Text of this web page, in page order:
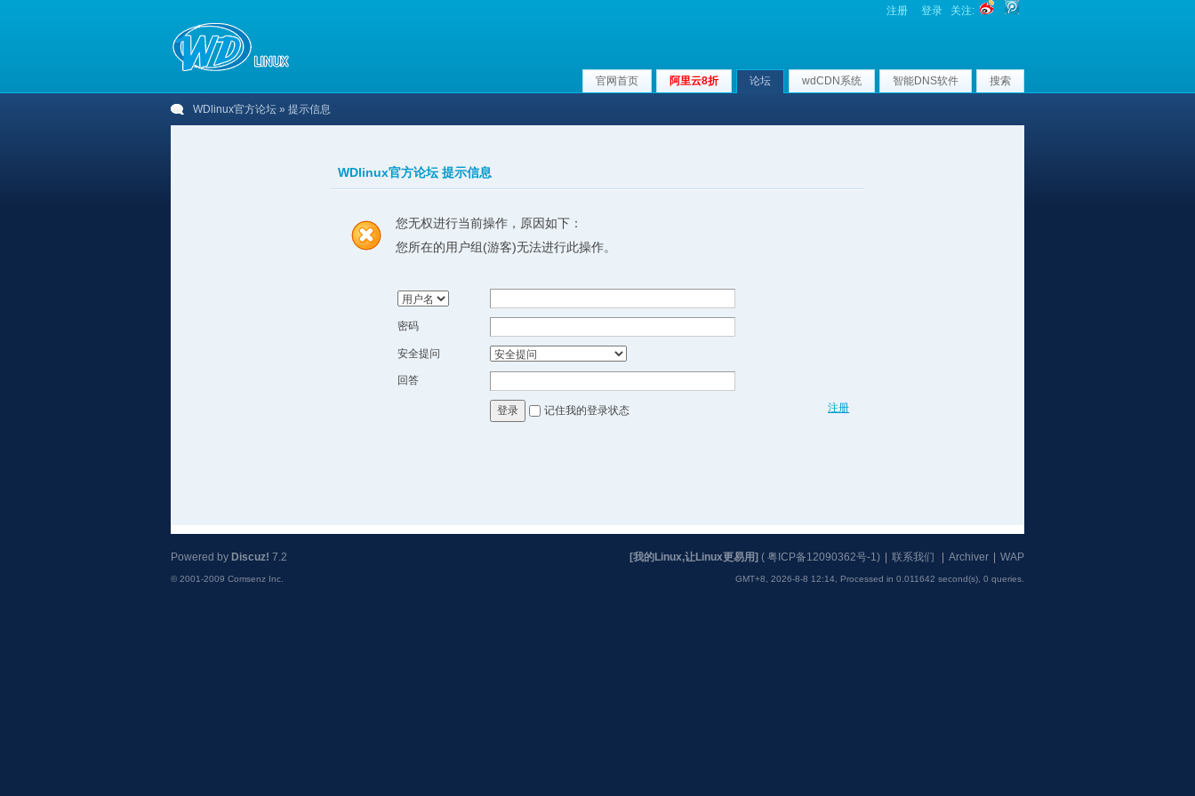
注册 登录 关注:
官网首页 阿里云8折 论坛 wdCDN系统 智能DNS软件 搜索
WDlinux官方论坛 » 提示信息
WDlinux官方论坛 提示信息
您无权进行当前操作，原因如下：
您所在的用户组(游客)无法进行此操作。
密码
安全提问
回答
注册
登录 记住我的登录状态
[我的Linux,让Linux更易用] ( 粤ICP备12090362号-1) 联系我们 Archiver WAP
GMT+8, 2026-8-8 12:14, Processed in 0.011642 second(s), 0 queries
Powered by Discuz! 7.2
© 2001-2009 Comsenz Inc.